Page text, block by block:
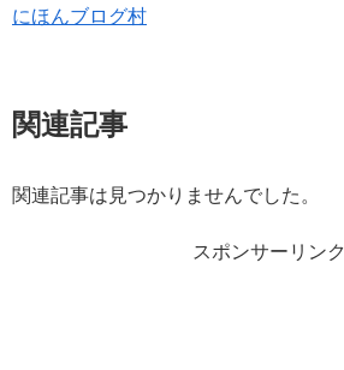
にほんブログ村
関連記事
関連記事は見つかりませんでした。
スポンサーリンク